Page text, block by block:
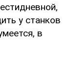
у станков
в